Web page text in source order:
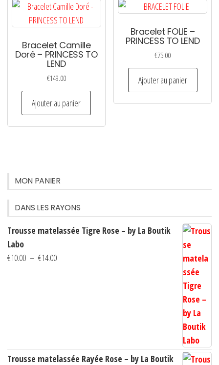
Bracelet Camille
Doré – PRINCESS TO
LEND
€149.00
Ajouter au panier
Bracelet FOLIE –
PRINCESS TO LEND
€75.00
Ajouter au panier
MON PANIER
DANS LES RAYONS
Trousse matelassée Tigre Rose – by La Boutik
Labo
€10.00 – €14.00Plage
Trousse matelassée Rayée Rose – by La Boutik